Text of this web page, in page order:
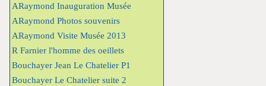
ARaymond Inauguration Musée
ARaymond Photos souvenirs
ARaymond Visite Musée 2013
R Farnier l'homme des oeillets
Bouchayer Jean Le Chatelier P1
Bouchayer Le Chatelier suite 2